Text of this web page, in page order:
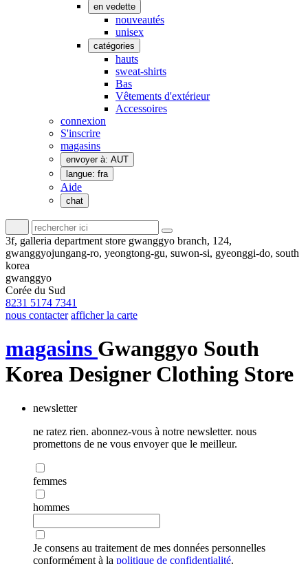
en vedette
nouveautés
unisex
catégories
hauts
sweat-shirts
Bas
Vêtements d'extérieur
Accessoires
connexion
S'inscrire
magasins
envoyer à: AUT
langue: fra
Aide
chat
3f, galleria department store gwanggyo branch, 124,
gwanggyojungang-ro, yeongtong-gu, suwon-si, gyeonggi-do, south
korea
gwanggyo
Corée du Sud
8231 5174 7341
nous contacter afficher la carte
magasins Gwanggyo South
Korea Designer Clothing Store
newsletter
ne ratez rien. abonnez-vous à notre newsletter. nous
promettons de ne vous envoyer que le meilleur.
femmes
hommes
Je consens au traitement de mes données personnelles
conformément à la politique de confidentialité.